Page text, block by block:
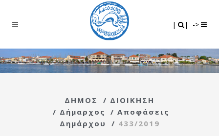
| | ->
ΔΗΜΟΣ / ΔΙΟΙΚΗΣΗ
/ Δήμαρχος / Αποφάσεις
Δημάρχου
/ 433/2019